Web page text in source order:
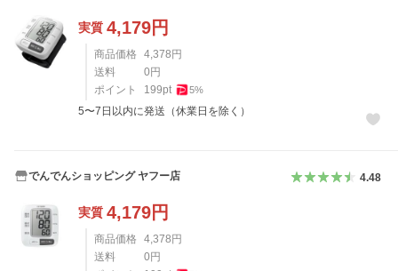
実質 4,179円
商品価格 4,378円
送料
0円
ポイント
199pt 5%
5〜7日以内に発送（休業日を除く）
でんでんショッピング ヤフー店 4.48
実質 4,179円
商品価格 4,378円
送料
0円